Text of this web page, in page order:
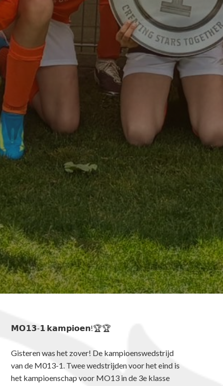
𝗠𝗢𝟭𝟯-𝟭 𝗸𝗮𝗺𝗽𝗶𝗼𝗲𝗻!🏆🏆
Gisteren was het zover! De kampioenswedstrijd
van de M013-1. Twee wedstrijden voor het eind is
het kampioenschap voor MO13 in de 3e klasse